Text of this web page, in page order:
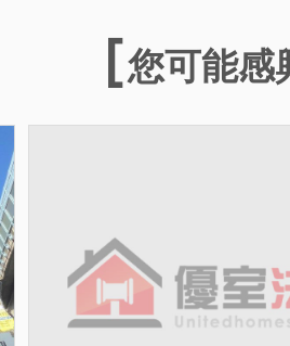
您可能感